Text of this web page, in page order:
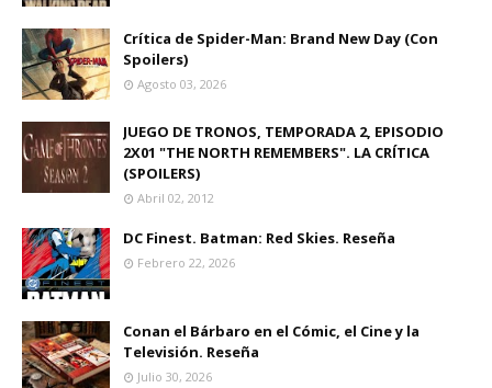
Crítica de Spider-Man: Brand New Day (Con
Spoilers)
Agosto 03, 2026
JUEGO DE TRONOS, TEMPORADA 2, EPISODIO
2X01 "THE NORTH REMEMBERS". LA CRÍTICA
(SPOILERS)
Abril 02, 2012
DC Finest. Batman: Red Skies. Reseña
Febrero 22, 2026
Conan el Bárbaro en el Cómic, el Cine y la
Televisión. Reseña
Julio 30, 2026